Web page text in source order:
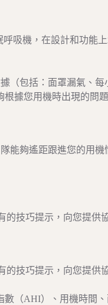
呼吸機，在設計和功
（包括：面罩漏氣、
據您用機時出現的問
能夠遙距跟進您的用
的技巧提示，向您提供
的技巧提示，向您提供
（AHI）、用機時間